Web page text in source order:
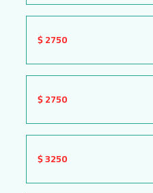
2750 $
2750 $
3250 $